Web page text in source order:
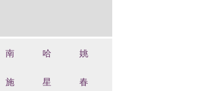
南 哈 姚
施 星 春